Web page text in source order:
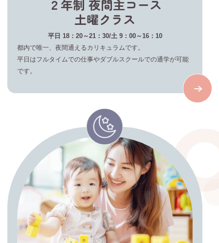
２年制 夜間主コース
土曜クラス
平日 18：20～21：30/土 9：00～16：10
都内で唯一、夜間通えるカリキュラムです。
平日はフルタイムでの仕事やダブルスクールでの通学が可能
です。